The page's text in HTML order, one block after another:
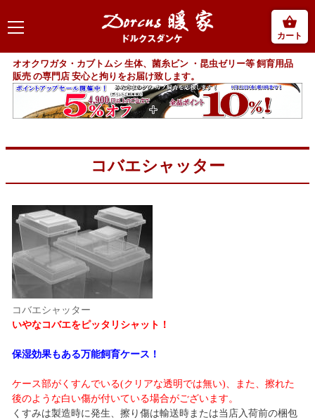
カート
オオクワガタ・カブトムシ 生体、菌糸ビン ・昆虫ゼリー等 飼育用品
販売 の専門店 安心と拘りをお届け致します。
コバエシャッター
コバエシャッター
いやなコバエをピッタリシャット！
保湿効果もある万能飼育ケース！
ケース部がくすんでいる(クリアな透明では無い)、また、擦れた
後のような白い傷が付いている場合がございます。
くすみは製造時に発生、擦り傷は輸送時または当店入荷前の梱包